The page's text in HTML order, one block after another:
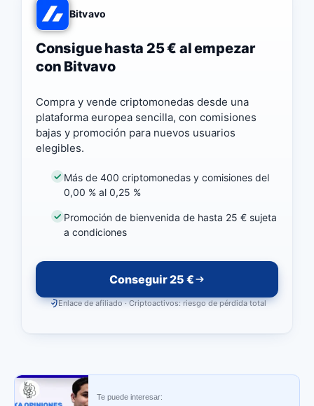
Bitvavo
Consigue hasta 25 € al empezar
con Bitvavo
Compra y vende criptomonedas desde una
plataforma europea sencilla, con comisiones
bajas y promoción para nuevos usuarios
elegibles.
Más de 400 criptomonedas y comisiones del
0,00 % al 0,25 %
Promoción de bienvenida de hasta 25 € sujeta
a condiciones
Conseguir 25 €
Enlace de afiliado · Criptoactivos: riesgo de pérdida total
Te puede interesar: